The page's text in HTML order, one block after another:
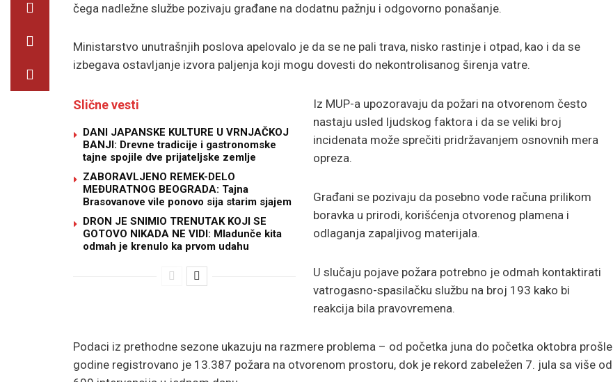
čega nadležne službe pozivaju građane na dodatnu pažnju i odgovorno ponašanje.
Ministarstvo unutrašnjih poslova apelovalo je da se ne pali trava, nisko rastinje i otpad, kao i da se
izbegava ostavljanje izvora paljenja koji mogu dovesti do nekontrolisanog širenja vatre.
Slične vesti
DANI JAPANSKE KULTURE U VRNJAČKOJ
BANJI: Drevne tradicije i gastronomske
tajne spojile dve prijateljske zemlje
ZABORAVLJENO REMEK-DELO
MEĐURATNOG BEOGRADA: Tajna
Brasovanove vile ponovo sija starim sjajem
DRON JE SNIMIO TRENUTAK KOJI SE
GOTOVO NIKADA NE VIDI: Mladunče kita
odmah je krenulo ka prvom udahu
Iz MUP-a upozoravaju da požari na otvorenom često
nastaju usled ljudskog faktora i da se veliki broj
incidenata može sprečiti pridržavanjem osnovnih mera
opreza.
Građani se pozivaju da posebno vode računa prilikom
boravka u prirodi, korišćenja otvorenog plamena i
odlaganja zapaljivog materijala.
U slučaju pojave požara potrebno je odmah kontaktirati
vatrogasno-spasilačku službu na broj 193 kako bi
reakcija bila pravovremena.
Podaci iz prethodne sezone ukazuju na razmere problema – od početka juna do početka oktobra prošle
godine registrovano je 13.387 požara na otvorenom prostoru, dok je rekord zabeležen 7. jula sa više od